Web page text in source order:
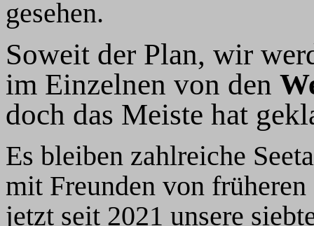
gesehen.
Soweit der Plan, wir
im Einzelnen von den
doch das Meiste hat
Es bleiben zahlreiche
mit Freunden von
jetzt seit 2021 unsere